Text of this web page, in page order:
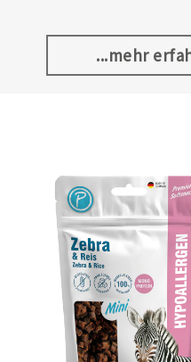
heute allerlei Zubehör
produziert,
ein faires Preis-
...mehr